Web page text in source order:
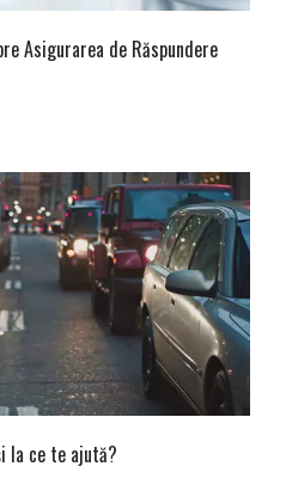
Asigurarea de Răspundere
la ce te ajută?